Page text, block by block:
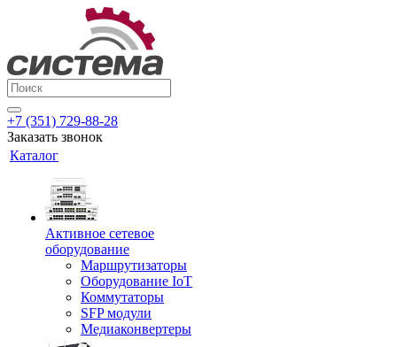
+7 (351) 729-88-28
Заказать звонок
Каталог
Активное сетевое
оборудование
Маршрутизаторы
Оборудование IoT
Коммутаторы
SFP модули
Медиаконвертеры